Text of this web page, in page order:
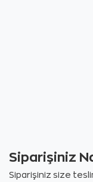
Siparişiniz
Siparişiniz size